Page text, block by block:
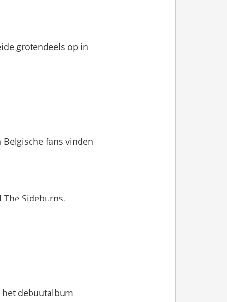
grotendeels op in
fans vinden
The Sideburns.
het debuutalbum